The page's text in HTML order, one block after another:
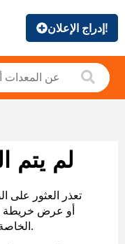
إدراج الإعلان!
لم يتم
تعذر العثور على
الخاصة بنا لمساعدتك في العثور على ما تريد.